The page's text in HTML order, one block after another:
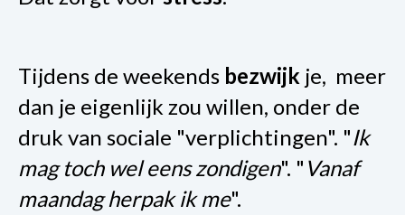
Tijdens de weekends bezwijk je, meer
dan je eigenlijk zou willen, onder de
druk van sociale "verplichtingen". "Ik
mag toch wel eens zondigen". " Vanaf
maandag herpak ik me".